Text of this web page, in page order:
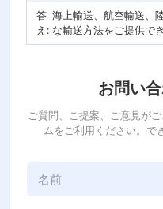
答
え:
海上輸送、航空輸送、
な輸送方法をご提供でき
お問い
ご質問、ご提案、ご意見が
ムをご利用ください。で